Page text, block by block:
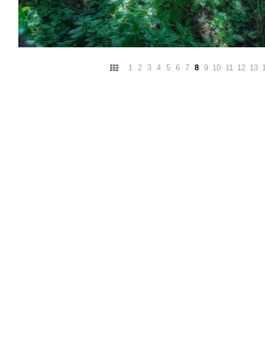
1 2 3 4 5 6 7 8 9 10 11 12 13